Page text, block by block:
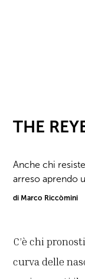
THE
Anche chi
arreso aprendo
di Marco Riccòmini
C’è chi
curva delle